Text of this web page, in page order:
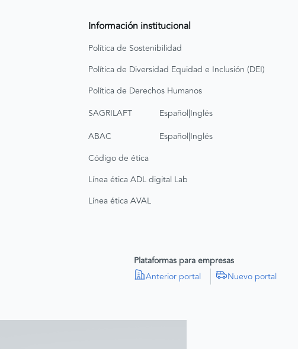
Información institucional
Política de Sostenibilidad
Política de Diversidad Equidad e Inclusión (DEI)
Política de Derechos Humanos
SAGRILAFT
Español|Inglés
ABAC
Español|Inglés
Código de ética
Línea ética ADL digital Lab
Línea ética AVAL
Plataformas para empresas
Anterior portal
Nuevo portal